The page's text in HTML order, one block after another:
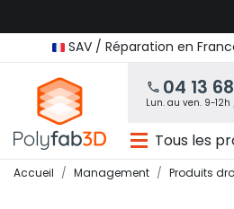
SAV / Réparation en
04 13
Lun. au ven. 9-12h
Tous les
Accueil Management Produits